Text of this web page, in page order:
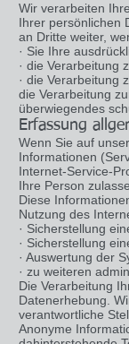
Wir verarbeiten
Ihrer persönlichen
an Dritte weiter,
· Sie Ihre
· die Verarbeitung
· die Verarbeitung
die Verarbeitung
überwiegendes
Erfassung
Wenn Sie auf
Informationen
Internet-Service-
Ihre Person
Diese
Nutzung des
· Sicherstellung
· Sicherstellung
· Auswertung der
· zu weiteren
Die Verarbeitung
Datenerhebung.
verantwortliche
Anonyme